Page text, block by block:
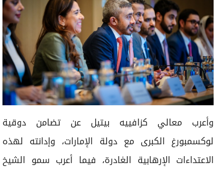
وأعرب معالي كزافييه بيتيل عن تضامن دوقية
لوكسمبورغ الكبرى مع دولة الإمارات، وإدانته لهذه
الاعتداءات الإرهابية الغادرة، فيما أعرب سمو الشيخ